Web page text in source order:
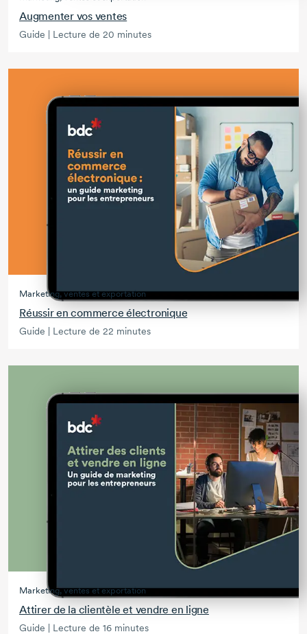
Augmenter vos ventes
Guide | Lecture de 20 minutes
Marketing, ventes et exportation
Réussir en commerce électronique
Guide | Lecture de 22 minutes
Marketing, ventes et exportation
Attirer de la clientèle et vendre en ligne
Guide | Lecture de 16 minutes